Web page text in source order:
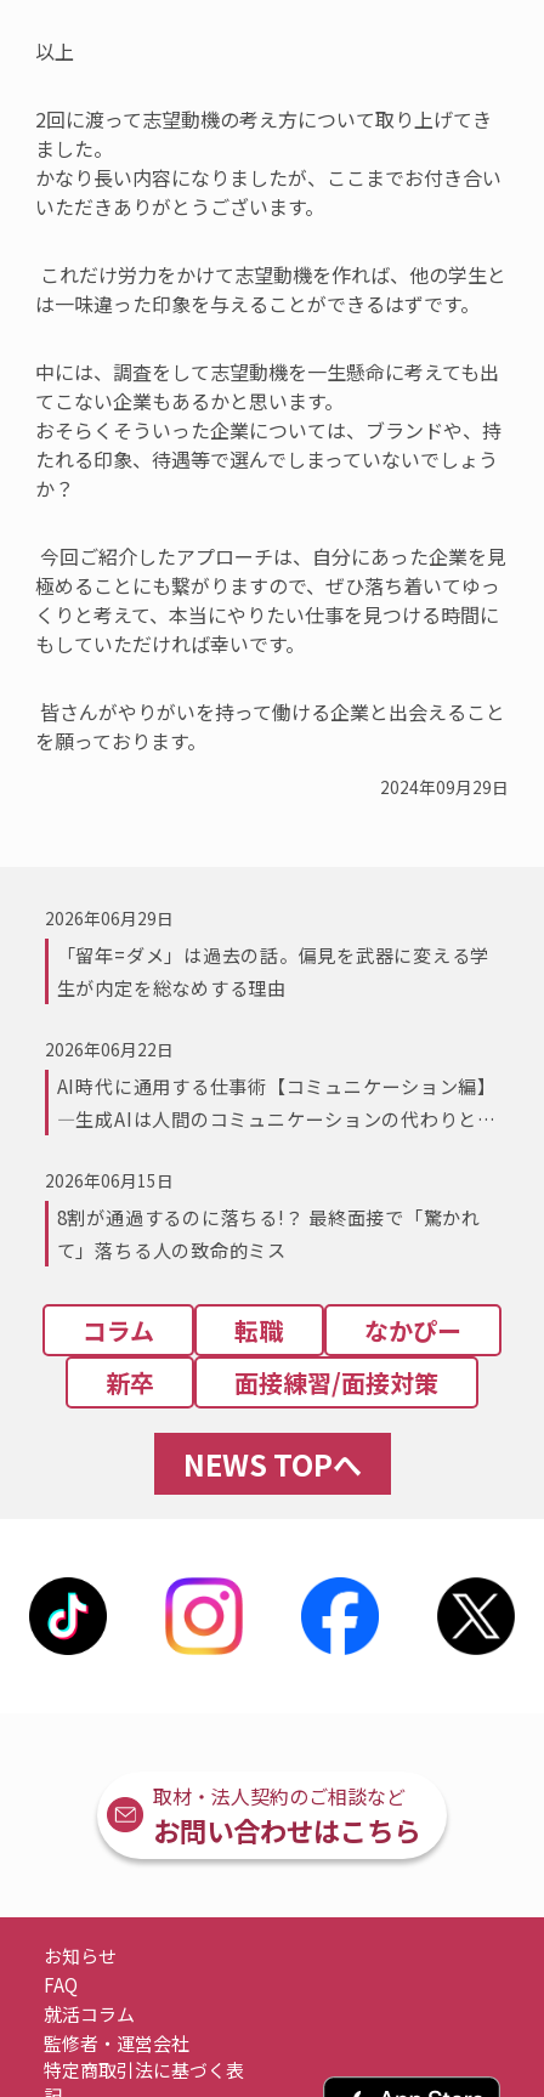
以上
2回に渡って志望動機の考え方について取り上げてき
ました。
かなり長い内容になりましたが、ここまでお付き合い
いただきありがとうございます。
これだけ労力をかけて志望動機を作れば、他の学生と
は一味違った印象を与えることができるはずです。
中には、調査をして志望動機を一生懸命に考えても出
てこない企業もあるかと思います。
おそらくそういった企業については、ブランドや、持
たれる印象、待遇等で選んでしまっていないでしょう
か？
今回ご紹介したアプローチは、自分にあった企業を見
極めることにも繋がりますので、ぜひ落ち着いてゆっ
くりと考えて、本当にやりたい仕事を見つける時間に
もしていただければ幸いです。
皆さんがやりがいを持って働ける企業と出会えること
を願っております。
2024年09月29日
2026年06月29日
「留年=ダメ」は過去の話。偏見を武器に変える学
生が内定を総なめする理由
2026年06月22日
AI時代に通用する仕事術【コミュニケーション編】
―生成AIは人間のコミュニケーションの代わりとな
2026年06月15日
8割が通過するのに落ちる!？ 最終面接で「驚かれ
て」落ちる人の致命的ミス
コラム 転職
なかぴー
新卒
面接練習/面接対策
NEWS TOPへ
取材・法人契約のご相談など
お問い合わせはこちら
お知らせ
FAQ
就活コラム
監修者・運営会社
特定商取引法に基づく表